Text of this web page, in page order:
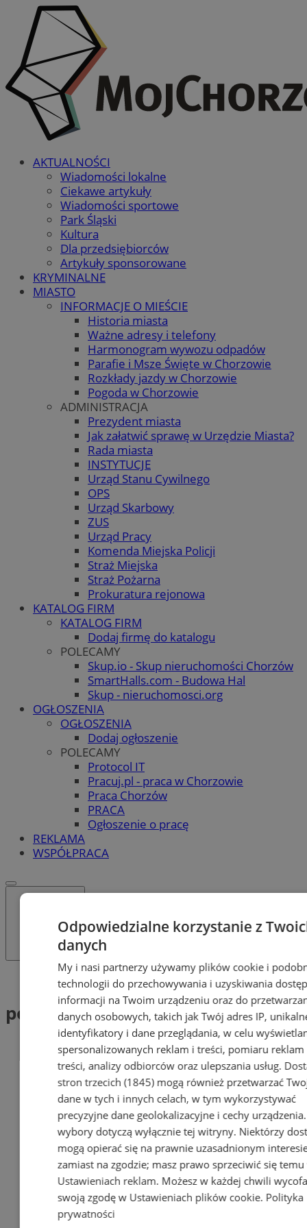
AKTUALNOŚCI
Wiadomości lokalne
Ciekawe artykuły
Wiadomości sportowe
Park Śląski
Kultura
Dla przedsiębiorców
Artykuły sponsorowane
KRYMINALNE
MIASTO
INFORMACJE O MIEŚCIE
Historia miasta
Ważne adresy i telefony
Harmonogram wywozu odpadów
Parafie i Msze Święte w Chorzowie
Rozkłady jazdy w Chorzowie
Pogoda w Chorzowie
ADMINISTRACJA
Prezydent miasta
Jak załatwić sprawę w Urzędzie Miasta?
Rada miasta
INSTYTUCJE
Urząd Stanu Cywilnego
OPS
Urząd Skarbowy
ZUS
Urząd Pracy
Komenda Miejska Policji
Straż Miejska
Straż Pożarna
Prokuratura rejonowa
KATALOG FIRM
KATALOG FIRM
Dodaj firmę do katalogu
POLECAMY
Skup.io - Skup nieruchomości Chorzów
SmartHalls.com - Budowa Hal
Skup - nieruchomosci.org
OGŁOSZENIA
OGŁOSZENIA
Dodaj ogłoszenie
POLECAMY
Protocol IT
Pracuj.pl - praca w Chorzowie
Praca Chorzów
PRACA
Ogłoszenie o pracę
REKLAMA
WSPÓŁPRACA
Tag: pożary traw
pożary traw (1)
Odpowiedzialne korzystanie z
danych
My i nasi partnerzy używamy plików cookie i
technologii do przechowywania i uzyskiwania
informacji na Twoim urządzeniu oraz do
danych osobowych, takich jak Twój adres IP,
identyfikatory i dane przeglądania, w celu
spersonalizowanych reklam i treści, pomiaru reklam
treści, analizy odbiorców oraz ulepszania usług.
stron trzecich (1845)mogą również przetwarzać
dane w tych i innych celach, w tym wykorzystywać
precyzyjne dane geolokalizacyjne i cechy
wybory dotyczą wyłącznie tej witryny. Niektórzy
mogą opierać się na prawnie uzasadnionym
zamiast na zgodzie; masz prawo sprzeciwić się temu
Ustawieniach reklam. Możesz w każdej chwili
swoją zgodę w Ustawieniach plików cookie. Polityka
prywatności